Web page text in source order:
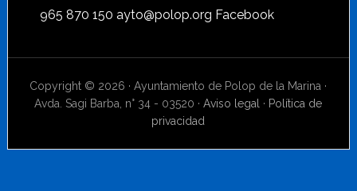
965 870 150 ayto@polop.org Facebook
Copyright © 2026 · Ayuntamiento de Polop de la Marina ·
Avda. Sagi Barba, n° 34 - 03520 ·Aviso legal · Política de
privacidad